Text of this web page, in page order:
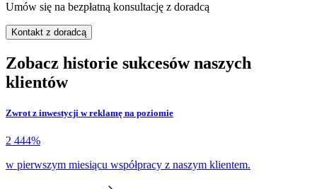
Umów się na bezpłatną konsultację z doradcą
Kontakt z doradcą
Zobacz historie sukcesów naszych
klientów
Zwrot z inwestycji w reklamę na poziomie
2 444%
w pierwszym miesiącu współpracy z naszym klientem.